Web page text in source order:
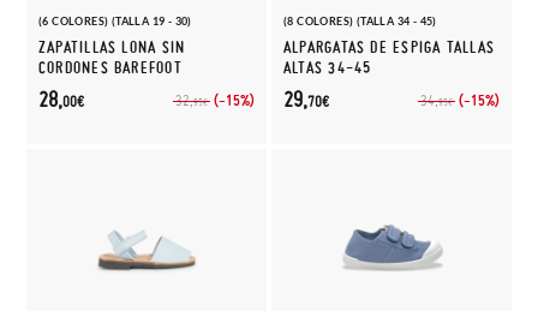
(6 COLORES) (TALLA 19 - 30)
ZAPATILLAS LONA SIN
CORDONES BAREFOOT
32,95€ (-15%)
28,00€
(8 COLORES) (TALLA 34 - 45)
ALPARGATAS DE ESPIGA TALLAS
ALTAS 34-45
34,95€ (-15%)
29,70€